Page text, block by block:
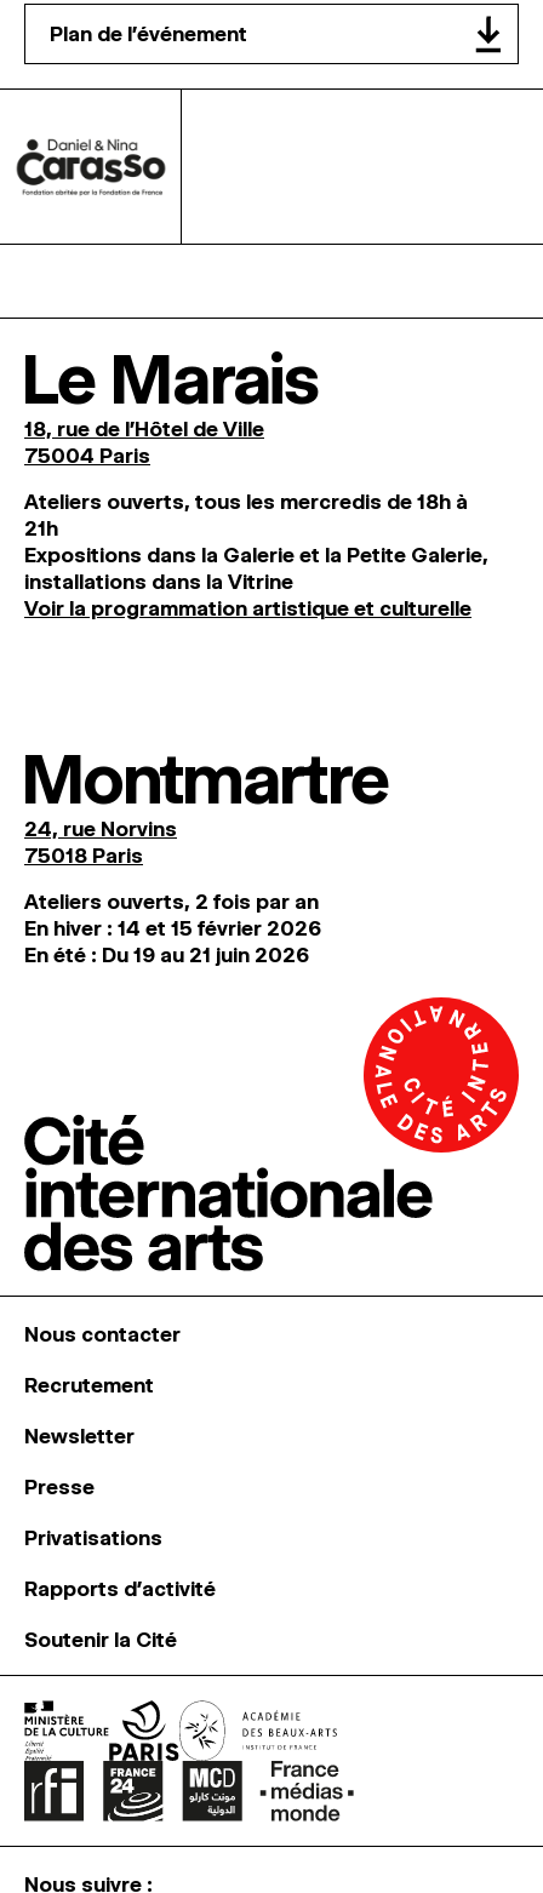
Plan de l'événement
Le Marais
18, rue de l'Hôtel de Ville
75004 Paris
Ateliers ouverts, tous les mercredis de 18h à
21h
Expositions dans la Galerie et la Petite Galerie,
installations dans la Vitrine
Voir la programmation artistique et culturelle
Montmartre
24, rue Norvins
75018 Paris
Ateliers ouverts, 2 fois par an
En hiver : 14 et 15 février 2026
En été : Du 19 au 21 juin 2026
Nous contacter
Recrutement
Newsletter
Presse
Privatisations
Rapports d’activité
Soutenir la Cité
Nous suivre :